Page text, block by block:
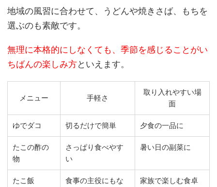
地域の風習に合わせて、うどんや焼きさば、もちを
選ぶのも素敵です。
無理に本格的にしなくても、季節を感じることがい
ちばんの楽しみ方といえます。
メニュー 手軽さ
取り入れやすい場
面
ゆでダコ 切るだけで簡単 夕食の一品に
たこの酢の
物
さっぱり食べやす
い
暑い日の副菜に
たこ飯
食事の主役にもな
家族で楽しむ食卓